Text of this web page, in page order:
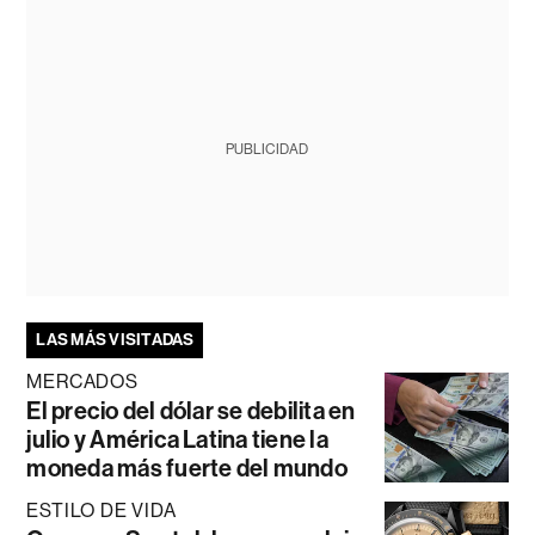
PUBLICIDAD
LAS MÁS VISITADAS
MERCADOS
El precio del dólar se debilita en
julio y América Latina tiene la
moneda más fuerte del mundo
ESTILO DE VIDA